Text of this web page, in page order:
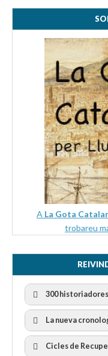
A La Gota
trobareu
300 historiadores
300 Historiadors
La nueva
Cicles de